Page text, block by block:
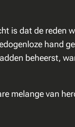
is dat de reden
hand
beheerst,
melange van